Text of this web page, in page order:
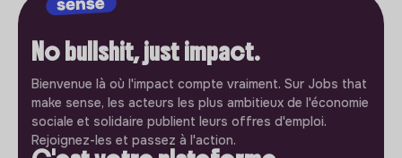
No bullshit, just impact.
Bienvenue là où l'impact compte vraiment. Sur Jobs that
make sense, les acteurs les plus ambitieux de l'économie
sociale et solidaire publient leurs offres d'emploi.
Rejoignez-les et passez à l'action.